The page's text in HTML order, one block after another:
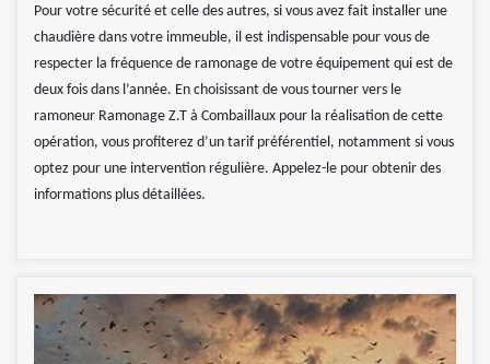
Pour votre sécurité et celle des autres, si vous avez fait installer une
chaudière dans votre immeuble, il est indispensable pour vous de
respecter la fréquence de ramonage de votre équipement qui est de
deux fois dans l’année. En choisissant de vous tourner vers le
ramoneur Ramonage Z.T à Combaillaux pour la réalisation de cette
opération, vous profiterez d’un tarif préférentiel, notamment si vous
optez pour une intervention régulière. Appelez-le pour obtenir des
informations plus détaillées.